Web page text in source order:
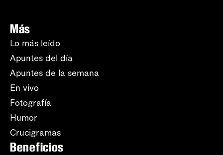
Más
Lo más leído
Apuntes del día
Apuntes de la semana
En vivo
Fotografía
Humor
Crucigramas
Beneficios